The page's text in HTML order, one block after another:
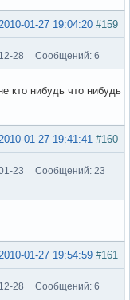
#159
2010-01-27 19:04:20
28 Сообщений: 6
кто нибудь что нибудь
#160
2010-01-27 19:41:41
23
Сообщений: 23
#161
2010-01-27 19:54:59
28 Сообщений: 6